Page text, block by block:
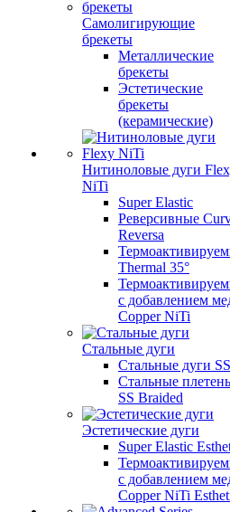
Самолигирующие
брекеты
Металлические
брекеты
Эстетические
брекеты
(керамические)
Нитиноловые дуги
NiTi
Super Elastic
Реверсивные
Reversa
Thermal 35°
с добавлением
Copper NiTi
Стальные дуги
Стальные дуги SS
Стальные
SS Braided
Эстетические дуги
Super Elastic
с добавлением
Copper NiTi